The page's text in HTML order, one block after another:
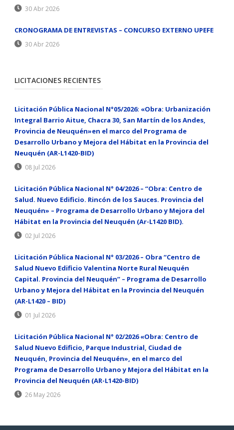
30 Abr 2026
CRONOGRAMA DE ENTREVISTAS – CONCURSO EXTERNO UPEFE
30 Abr 2026
LICITACIONES RECIENTES
Licitación Pública Nacional N°05/2026: «Obra: Urbanización
Integral Barrio Aitue, Chacra 30, San Martín de los Andes,
Provincia de Neuquén»en el marco del Programa de
Desarrollo Urbano y Mejora del Hábitat en la Provincia del
Neuquén (AR-L1420-BID)
08 Jul 2026
Licitación Pública Nacional N° 04/2026 – “Obra: Centro de
Salud. Nuevo Edificio. Rincón de los Sauces. Provincia del
Neuquén» – Programa de Desarrollo Urbano y Mejora del
Hábitat en la Provincia del Neuquén (Ar-L1420 BID).
02 Jul 2026
Licitación Pública Nacional N° 03/2026 – Obra “Centro de
Salud Nuevo Edificio Valentina Norte Rural Neuquén
Capital. Provincia del Neuquén” – Programa de Desarrollo
Urbano y Mejora del Hábitat en la Provincia del Neuquén
(AR-L1420 – BID)
01 Jul 2026
Licitación Pública Nacional N° 02/2026 «Obra: Centro de
Salud Nuevo Edificio, Parque Industrial, Ciudad de
Neuquén, Provincia del Neuquén», en el marco del
Programa de Desarrollo Urbano y Mejora del Hábitat en la
Provincia del Neuquén (AR-L1420-BID)
26 May 2026